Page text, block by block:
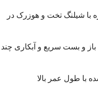
با شیلنگ تخت و هوزرک در
باز و بست سریع و آبکاری چند
با طول عمر بالا